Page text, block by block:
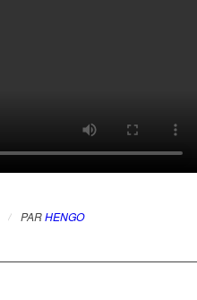
/ PARHENGO